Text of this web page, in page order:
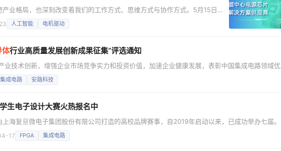
业格局，也深刻改变着我们的工作方式、思维方式与协作方式。5月15日，
题的交流活动，在宜兴大拈花湾息壤酒店圆满举行。本次活动特邀知名媒体
围绕人工智能、组织变革与未来趋势展开了深入的分享与交流。 特邀嘉宾：多
人工智能 电机驱动
体行业高质量发展创新成果征集”评选通知
业技术创新，增强企业市场竞争实力和投资价值，加速企业健康发展，表彰中国集成电路领域优
盟拟开展“中国半导体行业高质量发展创新成果征集”活动，面向国内集成电路设计、制造、封装、
集成电路 安路科技
生电子设计大赛火热报名中
海复旦微电子集团股份有限公司打造的高校品牌赛事，自2019年启动以来，已成功举办七届。
性微电子学院产学融合发展联盟作为指导单位。 主办单位：上海复旦微电子集团股份
17 FPGA 集成电路